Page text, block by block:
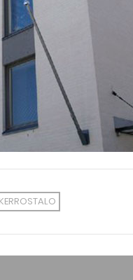
KERROSTALO